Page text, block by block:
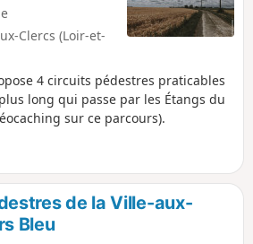
Clercs (Loir-et-
4 circuits pédestres praticables
long qui passe par les Étangs du
sur ce parcours).
de la Ville-aux-
Bleu